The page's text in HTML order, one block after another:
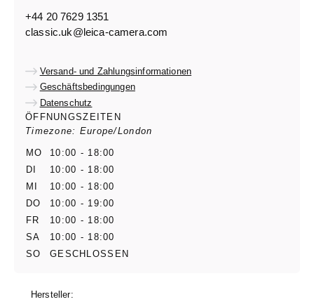
+44 20 7629 1351
classic.uk@leica-camera.com
Versand- und Zahlungsinformationen
Geschäftsbedingungen
Datenschutz
ÖFFNUNGSZEITEN
Timezone: Europe/London
MO
10:00 - 18:00
DI
10:00 - 18:00
MI
10:00 - 18:00
DO
10:00 - 19:00
FR
10:00 - 18:00
SA
10:00 - 18:00
SO
GESCHLOSSEN
Hersteller: